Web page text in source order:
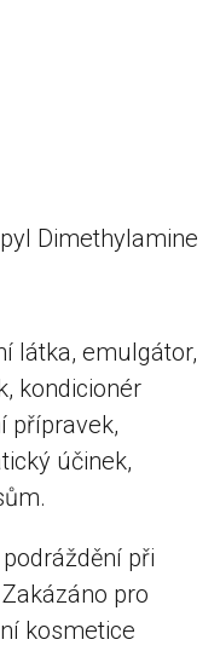
Dimethylamine
látka, emulgátor,
kondicionér
přípravek,
účinek,
při
pro
kosmetice